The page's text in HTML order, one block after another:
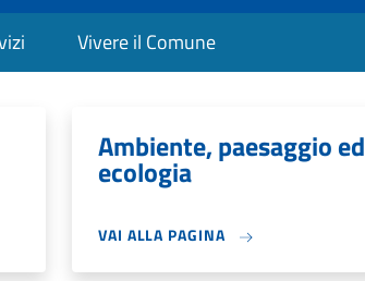
Vivere il Comune
Ambiente, paesaggio ed
ecologia
VAI ALLA PAGINA